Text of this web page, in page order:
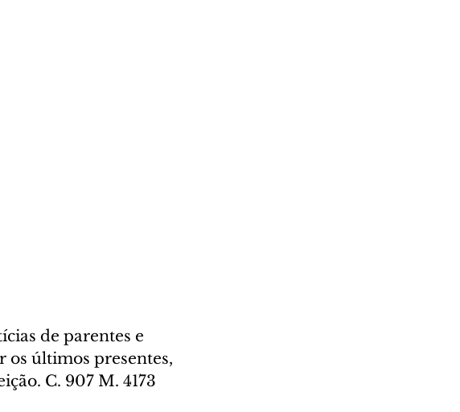
de parentes e
os últimos presentes,
C. 907 M. 4173